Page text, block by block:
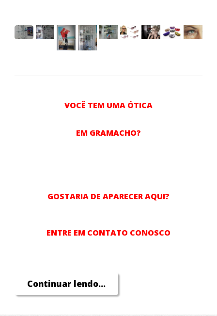
VOCÊ TEM UMA ÓTICA
EM GRAMACHO?
GOSTARIA DE APARECER AQUI?
ENTRE EM CONTATO CONOSCO
Continuar lendo...